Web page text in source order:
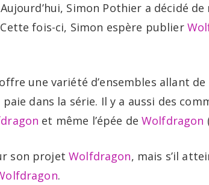
Simon Pothier a décidé
fois-ci, Simon espère publier
une variété d’ensembles allant
dans la série. Il y a aussi des
et même l’épée deWolfdragon
son projetWolfdragon, mais s’il
.